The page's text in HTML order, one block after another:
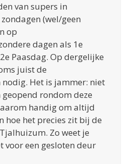
van supers in
(wel/geen
op
dagen als 1e
Paasdag. Op dergelijke
juist de
Het is jammer: niet
rondom deze
handig om altijd
hoe het precies zit bij de
Zo weet je
voor een gesloten deur